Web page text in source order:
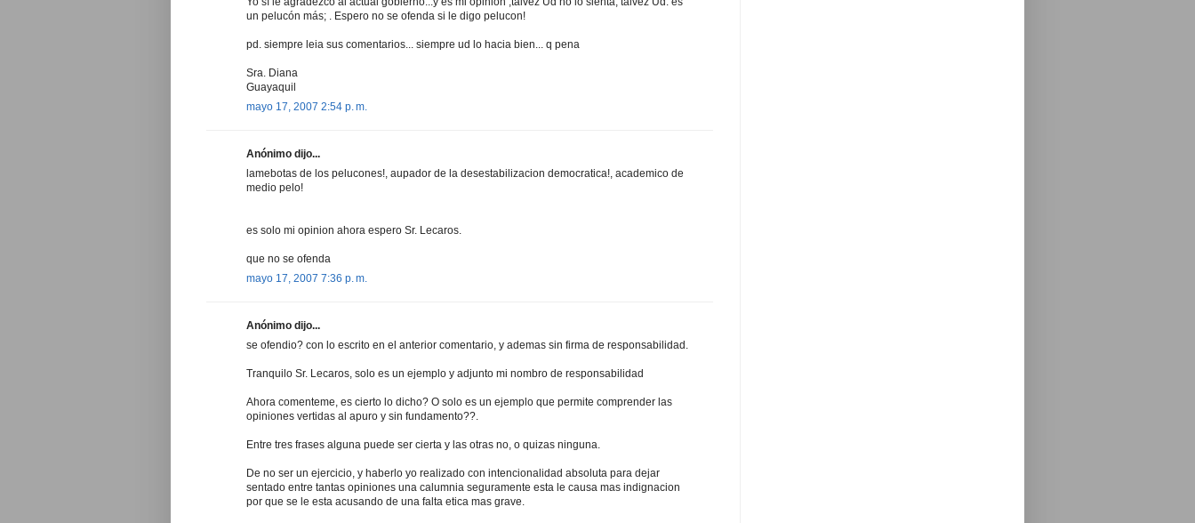
un pelucón más; . Espero no se ofenda si le digo pelucon!
pd. siempre leia sus comentarios... siempre ud lo hacia bien... q pena
Sra. Diana
Guayaquil
mayo 17, 2007 2:54 p. m.
Anónimo dijo...
lamebotas de los pelucones!, aupador de la desestabilizacion democratica!, academico de
medio pelo!
es solo mi opinion ahora espero Sr. Lecaros.
que no se ofenda
mayo 17, 2007 7:36 p. m.
Anónimo dijo...
se ofendio? con lo escrito en el anterior comentario, y ademas sin firma de responsabilidad.
Tranquilo Sr. Lecaros, solo es un ejemplo y adjunto mi nombro de responsabilidad
Ahora comenteme, es cierto lo dicho? O solo es un ejemplo que permite comprender las
opiniones vertidas al apuro y sin fundamento??.
Entre tres frases alguna puede ser cierta y las otras no, o quizas ninguna.
De no ser un ejercicio, y haberlo yo realizado con intencionalidad absoluta para dejar
sentado entre tantas opiniones una calumnia seguramente esta le causa mas indignacion
por que se le esta acusando de una falta etica mas grave.